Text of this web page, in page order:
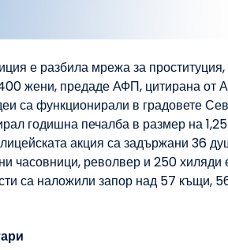
е разбила мрежа за
жени, предаде АФП, цитирана от
са функционирали в градовете
годишна печалба в размер на
акция са задържани 36
часовници, револвер и 250 хиляди
са наложили запор над 57 къщи,